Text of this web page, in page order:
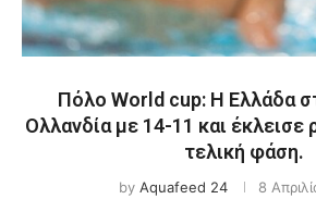
Πόλο World cup: Η Ελλάδα
Ολλανδία με 14-11 και έκλεισε
τελική φάση.
by Aquafeed 24 8